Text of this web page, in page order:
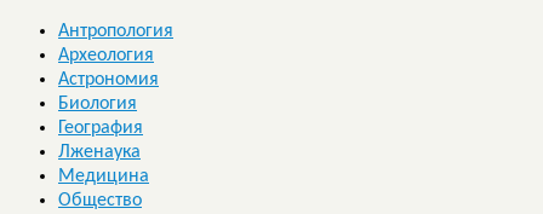
Антропология
Археология
Астрономия
Биология
География
Лженаука
Медицина
Общество